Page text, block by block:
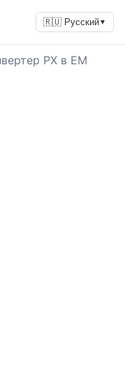
🇷🇺 Русский▼
PX в EM